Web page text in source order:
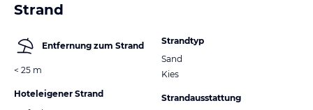
Strand
Entfernung zum Strand
< 25 m
Hoteleigener Strand
Strandtyp
Sand
Kies
Strandausstattung